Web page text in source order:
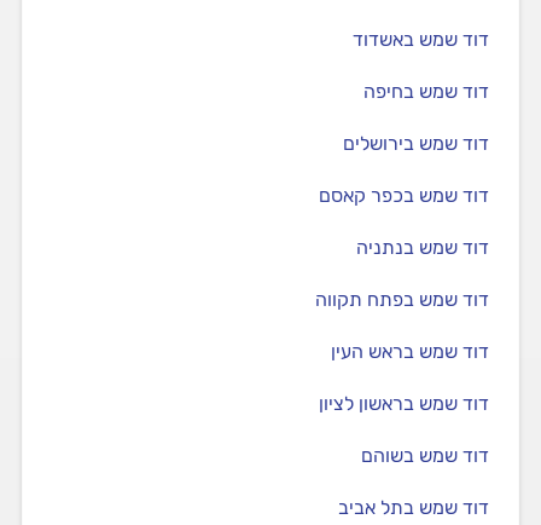
דוד שמש באשדוד
דוד שמש בחיפה
דוד שמש בירושלים
דוד שמש בכפר קאסם
דוד שמש בנתניה
דוד שמש בפתח תקווה
דוד שמש בראש העין
דוד שמש בראשון לציון
דוד שמש בשוהם
דוד שמש בתל אביב